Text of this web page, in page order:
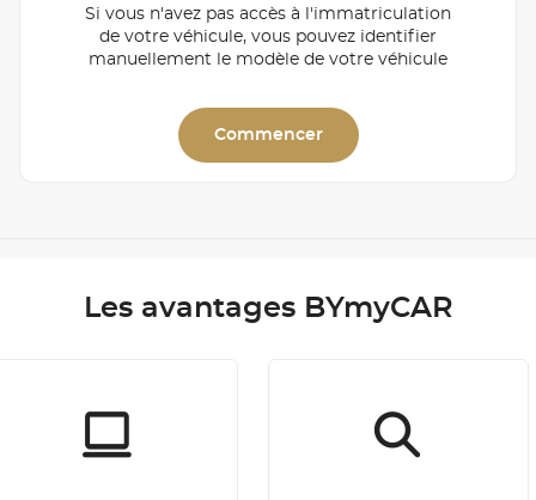
Si vous n'avez pas accès à l'immatriculation
de votre véhicule, vous pouvez identifier
manuellement le modèle de votre véhicule
Commencer
Les avantages BYmyCAR